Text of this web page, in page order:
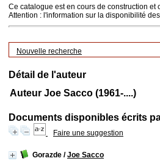
Ce catalogue est en cours de construction
Attention : l'information sur la disponibilité
Nouvelle recherche
Détail de l'auteur
Auteur Joe Sacco (1961-....)
Documents disponibles écrits
Faire une suggestion
Gorazde /Joe Sacco